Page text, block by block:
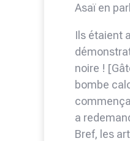
Asaï en
Ils étaient
noire !
bombe
a
Bref, les